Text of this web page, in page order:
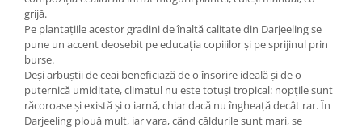
grijă.
Pe plantațiile acestor gradini de înaltă calitate din Darjeeling se
pune un accent deosebit pe educația copiiilor și pe sprijinul prin
burse.
Deşi arbuştii de ceai beneficiază de o însorire ideală şi de o
puternică umiditate, climatul nu este totuşi tropical: nopţile sunt
răcoroase şi există şi o iarnă, chiar dacă nu îngheaţă decât rar. În
Darjeeling plouă mult, iar vara, când căldurile sunt mari, se